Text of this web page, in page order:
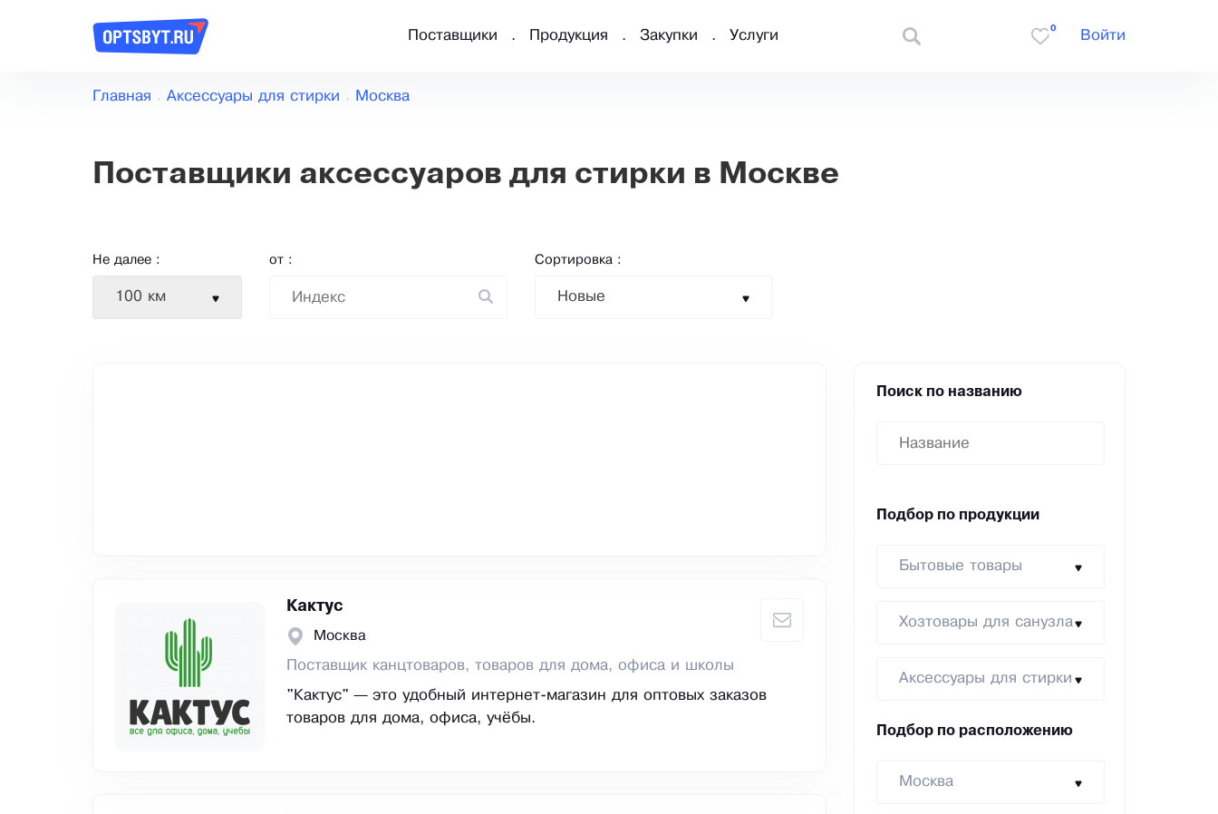
Поставщики Продукция Закупки Услуги
0
Войти
Главная Аксессуары для стирки Москва
Поставщики аксессуаров для стирки в Москве
Не далее :
100 км
от : Сортировка :
Новые
Кактус
Москва
Поставщик канцтоваров, товаров для дома, офиса и школы
"Кактус" — это удобный интернет-магазин для оптовых заказов
товаров для дома, офиса, учёбы.
Поиск по названию
Подбор по продукции
Бытовые товары
Хозтовары для санузла
Аксессуары для стирки
Подбор по расположению
Москва